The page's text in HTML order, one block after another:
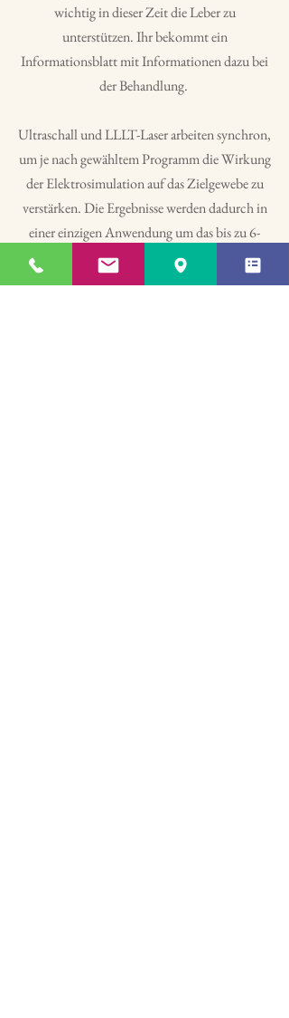
wichtig in dieser Zeit die Leber zu
unterstützen. Ihr bekommt ein
Informationsblatt mit Informationen dazu bei
der Behandlung.
Ultraschall und LLLT-Laser arbeiten synchron,
um je nach gewähltem Programm die Wirkung
der Elektrosimulation auf das Zielgewebe zu
verstärken. Die Ergebnisse werden dadurch in
einer einzigen Anwendung um das bis zu 6-
fache verbessert. Die starke Wirkung der
LLLT-Lasertechnologie auf das Fettgewebe